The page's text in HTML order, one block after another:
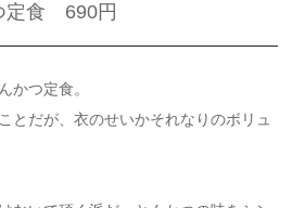
定食 690円
かつ定食。
とだが、衣のせいかそれなりのボリュ